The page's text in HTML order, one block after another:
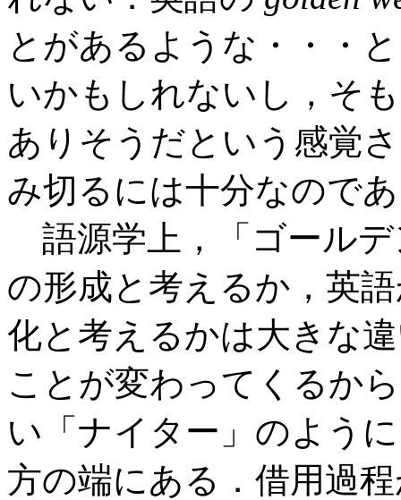
とがあるような・・・
いかもしれないし，そ
ありそうだという感覚
み切るには十分なので
語源学上，「ゴール
の形成と考えるか，英
化と考えるかは大きな
ことが変わってくるか
い「ナイター」のよう
方の端にある．借用過